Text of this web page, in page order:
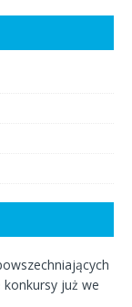
już we